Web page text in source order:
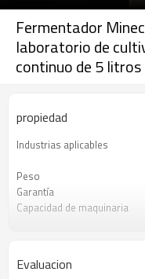
Fermentador
laboratorio de
continuo de 5 litros
propiedad
Industrias aplicables
Peso
Garantía
Capacidad de maquinaria
componentes principales
Evaluacion